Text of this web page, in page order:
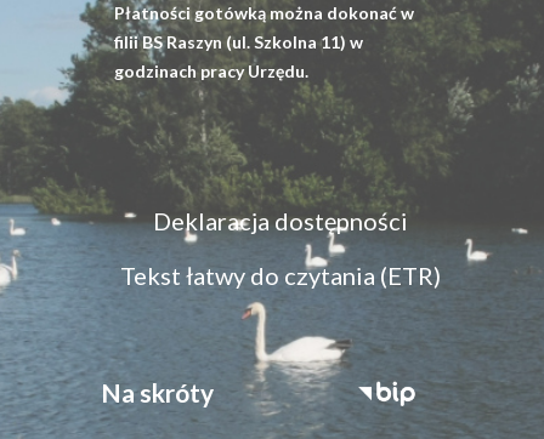
Płatności gotówką można dokonać w
filii BS Raszyn (ul. Szkolna 11) w
godzinach pracy Urzędu.
Menu
dostępność
Deklaracja dostępności
Tekst łatwy do czytania (ETR)
Na skróty
Stopka